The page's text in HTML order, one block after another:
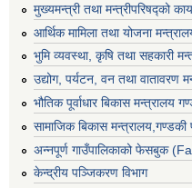
मुख्यमन्त्री तथा मन्त्रीपरिषद्को
आर्थिक मामिला तथा योजना
भुमि व्यवस्था, कृषि तथा सहकारी
उद्योग, पर्यटन, वन तथा वातावरण
भौतिक पूर्वाधार बिकास मन्त्रालय
सामाजिक बिकास मन्त्रालय,गण्डकी
अन्नपूर्ण गाउँपालिकाको फेसबुक
केन्द्रीय पञ्जिकरण विभाग